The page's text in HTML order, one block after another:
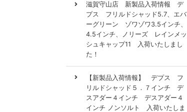
滋賀守山店 新製品入荷情報 デ
プス フリルドシャッド5.7、エバ
ーグリーン ゾワゾワ3.5インチ、
4.5インチ、ノリーズ レインメッ
シュキャップ11 入荷いたしまし
た！
【新製品入荷情報】 デプス フ
リルドシャッド５．７インチ デ
スアダー４インチ デスアダー４
インチ ノンソルト 入荷いたしま